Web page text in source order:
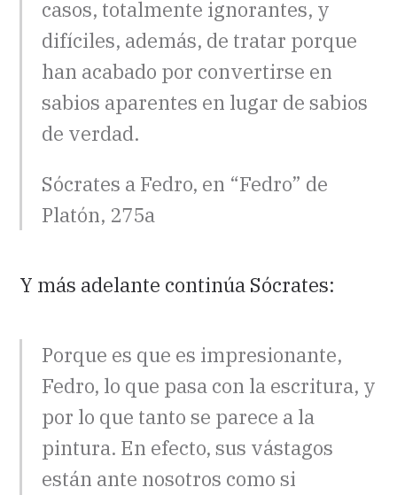
casos, totalmente ignorantes, y
difíciles, además, de tratar porque
han acabado por convertirse en
sabios aparentes en lugar de sabios
de verdad.
Sócrates a Fedro, en “Fedro” de
Platón, 275a
Y más adelante continúa Sócrates:
Porque es que es impresionante,
Fedro, lo que pasa con la escritura, y
por lo que tanto se parece a la
pintura. En efecto, sus vástagos
están ante nosotros como si